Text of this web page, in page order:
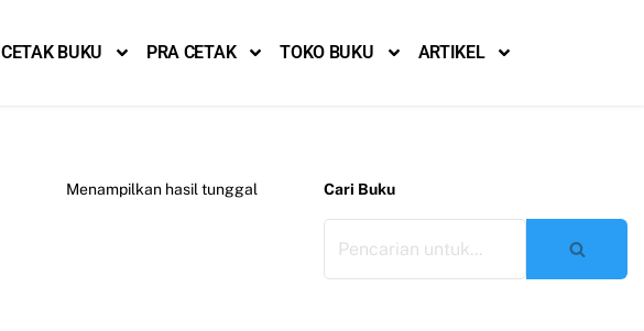
CETAK BUKU PRA CETAK TOKO BUKU ARTIKEL
Menampilkan hasil tunggal Cari Buku